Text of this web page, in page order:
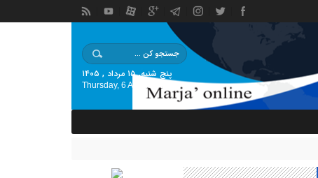
پنج شنبه, ۱۵ مرداد , ۱۴۰۵
Thursday, 6 August , 2026